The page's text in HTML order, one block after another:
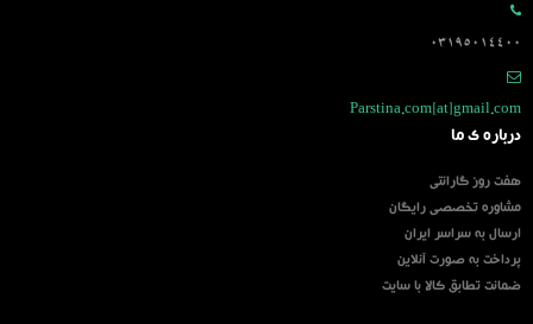
03195014400
Parstina.com[at]gmail.com
درباره ی ما
هفت روز گارانتی
مشاوره تخصصی رایگان
ارسال به سراسر ایران
پرداخت به صورت آنلاین
ضمانت تطابق کالا با سایت